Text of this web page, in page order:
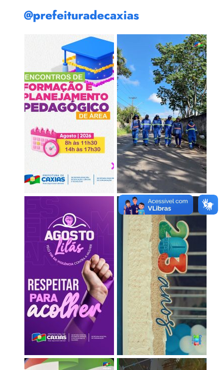
@prefeituradecaxias